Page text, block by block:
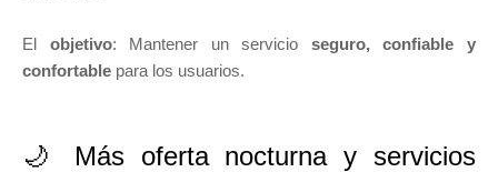
El objetivo: Mantener un servicio seguro, confiable y
confortable para los usuarios.
🌙 Más oferta nocturna y servicios